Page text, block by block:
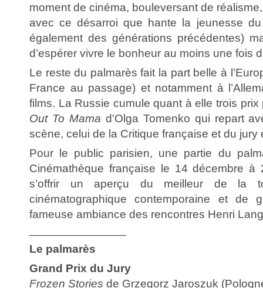
moment de cinéma, bouleversant de
avec ce désarroi que hante la jeunesse
également des générations précédentes)
d’espérer vivre le bonheur au moins une fois
Le reste du palmarès fait la part belle à
France au passage) et notamment à
films. La Russie cumule quant à elle trois
Out To Mama d'Olga Tomenko qui repart
scène, celui de la Critique française et du jury
Pour le public parisien, une partie du
Cinémathèque française le 14 décembre à
s’offrir un aperçu du meilleur de la
cinématographique contemporaine et de
fameuse ambiance des rencontres Henri
Le palmarès
Grand Prix du Jury
Frozen Stories de Grzegorz Jaroszuk